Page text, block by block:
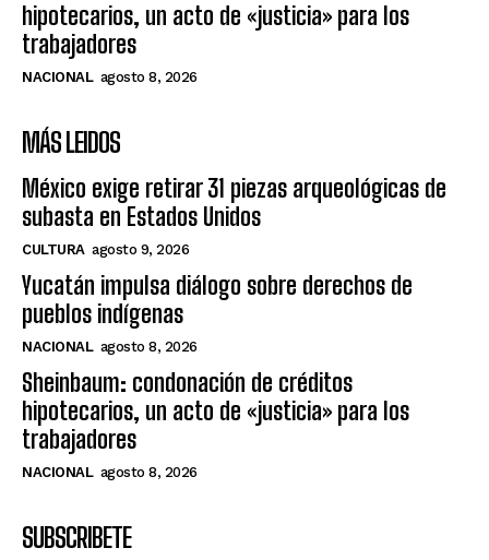
hipotecarios, un acto de «justicia» para los
trabajadores
NACIONAL agosto 8, 2026
MÁS LEIDOS
México exige retirar 31 piezas arqueológicas de
subasta en Estados Unidos
CULTURA agosto 9, 2026
Yucatán impulsa diálogo sobre derechos de
pueblos indígenas
NACIONAL agosto 8, 2026
Sheinbaum: condonación de créditos
hipotecarios, un acto de «justicia» para los
trabajadores
NACIONAL agosto 8, 2026
SUBSCRIBETE